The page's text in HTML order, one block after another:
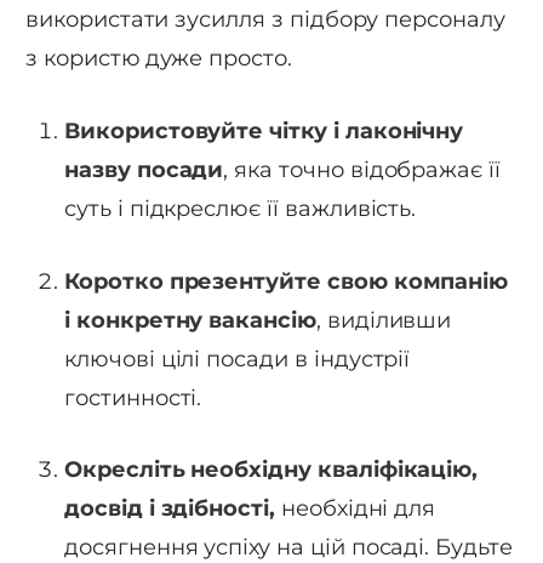
використати зусилля з підбору персоналу
з користю дуже просто.
Використовуйте чітку і лаконічну
назву посади, яка точно відображає її
суть і підкреслює її важливість.
Коротко презентуйте свою компанію
і конкретну вакансію, виділивши
ключові цілі посади в індустрії
гостинності.
Окресліть необхідну кваліфікацію,
досвід і здібності, необхідні для
досягнення успіху на цій посаді. Будьте